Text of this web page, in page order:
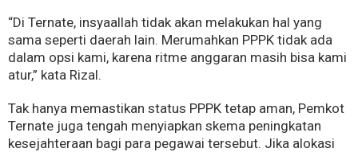
“Di Ternate, insyaallah tidak akan melakukan hal yang
sama seperti daerah lain. Merumahkan PPPK tidak ada
dalam opsi kami, karena ritme anggaran masih bisa kami
atur,” kata Rizal.
Tak hanya memastikan status PPPK tetap aman, Pemkot
Ternate juga tengah menyiapkan skema peningkatan
kesejahteraan bagi para pegawai tersebut. Jika alokasi